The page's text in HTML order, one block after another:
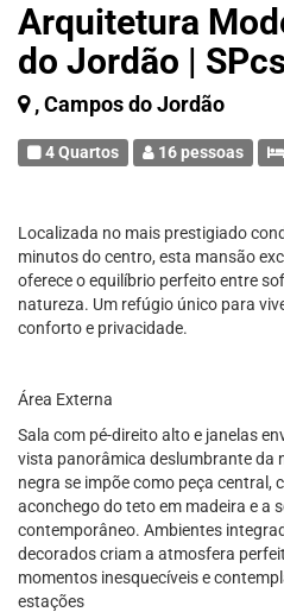
Arquitetura
do Jordão |
, Campos do Jordão
4 Quartos 16 pessoas
Localizada no mais prestigiado
minutos do centro, esta mansão
oferece o equilíbrio perfeito entre
natureza. Um refúgio único para
conforto e privacidade.
Área Externa
Sala com pé-direito alto e janelas
vista panorâmica deslumbrante da
negra se impõe como peça central,
aconchego do teto em madeira e a
contemporâneo. Ambientes
decorados criam a atmosfera
momentos inesquecíveis e
estações